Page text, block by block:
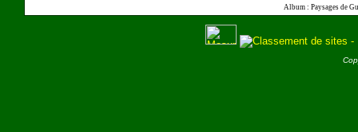
Album : Paysages de